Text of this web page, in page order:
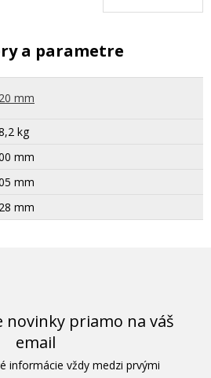
a parametre
mm
kg
mm
mm
mm
novinky priamo na váš
email
informácie vždy medzi prvými